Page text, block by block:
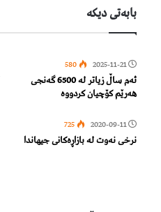
بابەتی دیكە
2025-11-21
580
ئەم ساڵ زیاتر لە 6500 گەنجی
هەرێم کۆچیان کردووە
2020-09-11
725
نرخی نەوت لە بازاڕەکانى جیهاندا